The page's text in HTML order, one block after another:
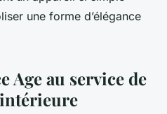
une forme d’élégance
Age au service de